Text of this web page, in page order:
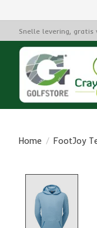
Snelle levering, gratis
Home / FootJoy